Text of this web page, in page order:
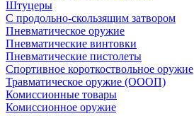
Штуцеры
С продольно-скользящим затвором
Пневматическое оружие
Пневматические винтовки
Пневматические пистолеты
Спортивное короткоствольное оружие
Травматическое оружие (ОООП)
Комиссионные товары
Комиссионное оружие